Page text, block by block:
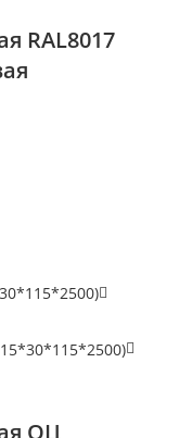
RAL8017